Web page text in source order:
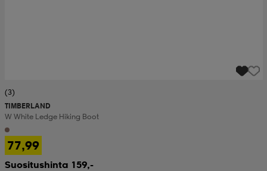
(3)
TIMBERLAND
W White Ledge Hiking Boot
77,99
Suositushinta 159,-